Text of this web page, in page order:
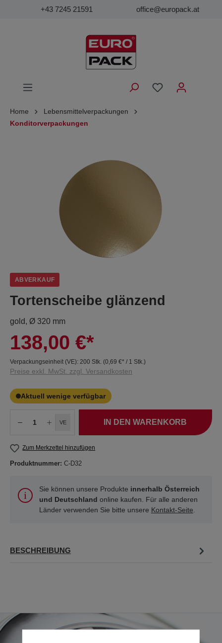
+43 7245 21591 office@europack.at
Home
Lebensmittelverpackungen
Konditorverpackungen
ABVERKAUF
Tortenscheibe glänzend
gold, Ø 320 mm
138,00 €*
Verpackungseinheit (VE): 200 Stk. (0,69 €* / 1 Stk.)
Preise exkl. MwSt. zzgl. Versandkosten
Aktuell wenige verfügbar
VE IN DEN WARENKORB
Zum Merkzettel hinzufügen
Produktnummer: C-D32
Sie können unsere Produkte innerhalb Österreich
und Deutschland online kaufen. Für alle anderen
Länder verwenden Sie bitte unsere Kontakt-Seite.
BESCHREIBUNG